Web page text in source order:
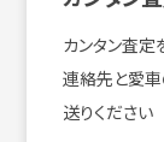
カンタン査
連絡先と愛
送りください